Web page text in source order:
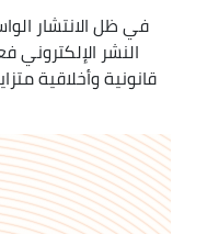
في ظل الانتشار
النشر الإلكتروني
قانونية وأخلاقية